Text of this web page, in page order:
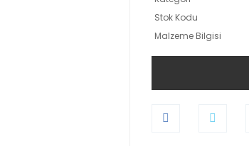
Stok Kodu
Malzeme Bilgisi